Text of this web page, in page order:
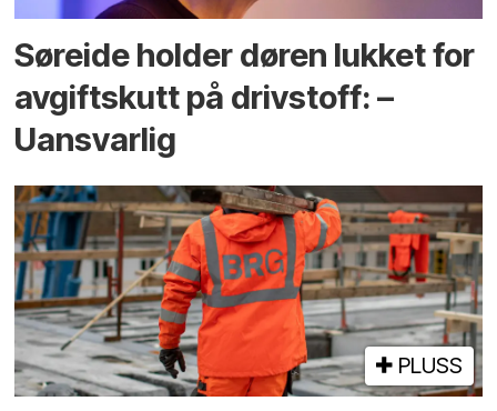
Søreide holder døren lukket for
avgiftskutt på drivstoff: –
Uansvarlig
PLUSS